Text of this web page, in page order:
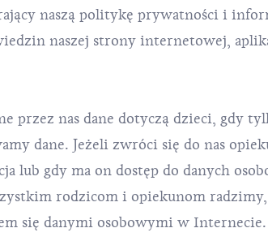
naszą politykę prywatności i
naszej strony internetowej,
przez nas dane dotyczą dzieci, gdy
dane. Jeżeli zwróci się do nas
lub gdy ma on dostęp do danych
rodzicom i opiekunom
się danymi osobowymi w Internecie.